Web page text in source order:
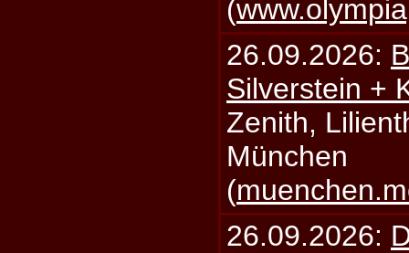
(
26.09.2026:
Silverstein +
Zenith,
München
(
26.09.2026: